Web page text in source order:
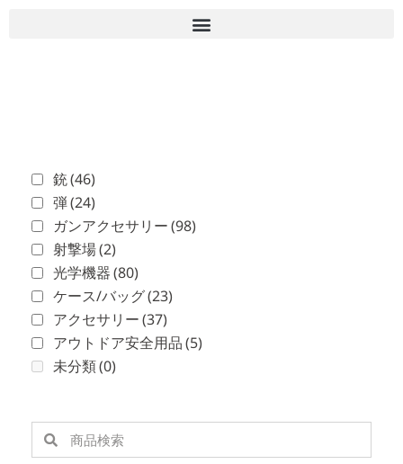
銃(46)
弾(24)
ガンアクセサリー(98)
射撃場(2)
光学機器(80)
ケース/バッグ(23)
アクセサリー(37)
アウトドア安全用品(5)
未分類(0)